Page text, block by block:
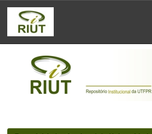
Skip
navigation